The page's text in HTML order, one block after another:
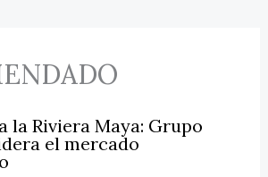
la Riviera Maya: Grupo
el mercado